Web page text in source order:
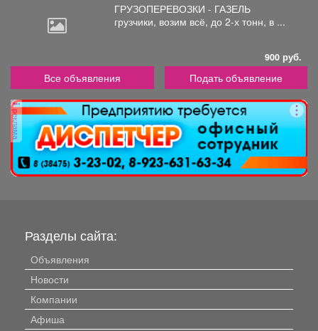
ГРУЗОПЕРЕВОЗКИ - ГАЗЕЛЬ
грузчики, возим всё, до 2-х тонн, в ...
900 руб.
Все объявления Подать объявление
реклама
Разделы сайта:
Объявления
Новости
Компании
Афиша